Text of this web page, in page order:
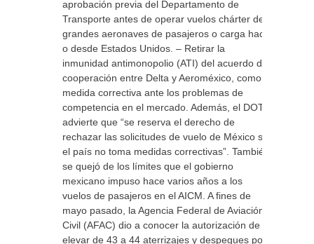
aprobación previa del Departamento de
Transporte antes de operar vuelos chárter de
grandes aeronaves de pasajeros o carga hacia
o desde Estados Unidos. – Retirar la
inmunidad antimonopolio (ATI) del acuerdo de
cooperación entre Delta y Aeroméxico, como
medida correctiva ante los problemas de
competencia en el mercado. Además, el DOT
advierte que “se reserva el derecho de
rechazar las solicitudes de vuelo de México si
el país no toma medidas correctivas”. También
se quejó de los límites que el gobierno
mexicano impuso hace varios años a los
vuelos de pasajeros en el AICM. A fines de
mayo pasado, la Agencia Federal de Aviación
Civil (AFAC) dio a conocer la autorización de
elevar de 43 a 44 aterrizajes y despegues por